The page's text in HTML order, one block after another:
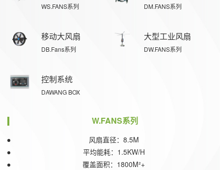
WS.FANS系列 DM.FANS系列
移动大风扇
DB.Fans系列
大型工业风扇
DW.FANS系列
控制系统
DAWANG BOX
W.FANS系列
风扇直径：8.5M
平均能耗：1.5KW/H
覆盖面积：1800M²+